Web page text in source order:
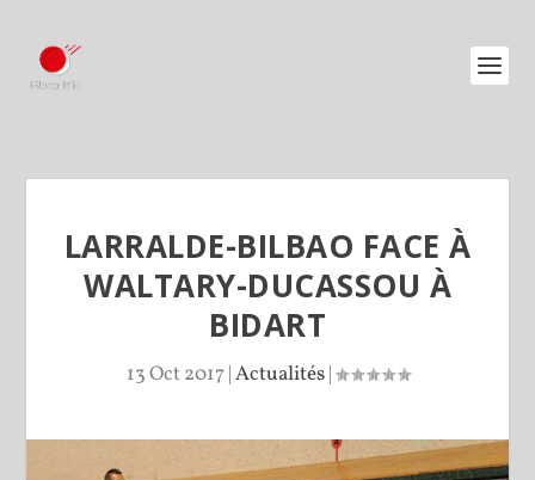
LARRALDE-BILBAO FACE À
WALTARY-DUCASSOU À
BIDART
13 Oct 2017|Actualités|